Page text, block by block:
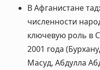
В Афганистане
численности
ключевую роль в
2001 года
Масуд, Абдулла